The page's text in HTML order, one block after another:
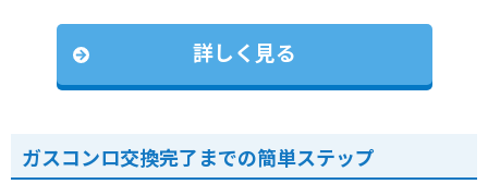
詳しく見る
ガスコンロ交換完了までの簡単ステップ